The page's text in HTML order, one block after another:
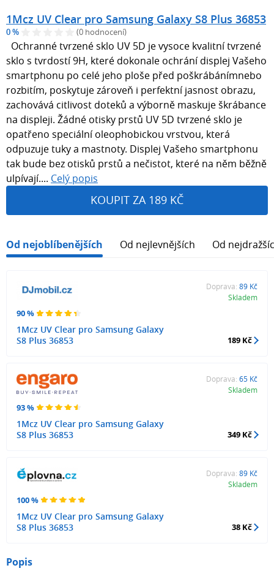
1Mcz UV Clear pro Samsung Galaxy S8 Plus 36853
0 % (0 hodnocení)
Ochranné tvrzené sklo UV 5D je vysoce kvalitní tvrzené
sklo s tvrdostí 9H, které dokonale ochrání displej Vašeho
smartphonu po celé jeho ploše před poškrábánímnebo
rozbitím, poskytuje zároveň i perfektní jasnost obrazu,
zachovává citlivost doteků a výborně maskuje škrábance
na displeji. Žádné otisky prstů UV 5D tvrzené sklo je
opatřeno speciální oleophobickou vrstvou, která
odpuzuje tuky a mastnoty. Displej Vašeho smartphonu
tak bude bez otisků prstů a nečistot, které na něm běžně
ulpívají.... Celý popis
KOUPIT ZA 189 KČ
Od nejoblíbenějších Od nejlevnějších Od
90 %
1Mcz UV Clear pro Samsung Galaxy
S8 Plus 36853
Doprava: 89 Kč
Skladem
189 Kč
93 %
1Mcz UV Clear pro Samsung Galaxy
S8 Plus 36853
Doprava: 65 Kč
Skladem
349 Kč
100 %
1Mcz UV Clear pro Samsung Galaxy
S8 Plus 36853
Doprava: 89 Kč
Skladem
38 Kč
Popis